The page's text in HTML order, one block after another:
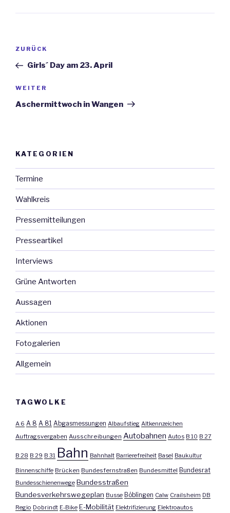
Beitrags-
Vorheriger
Beitrag
ZURÜCK
Girls´ Day am 23. April
Nächster
Beitrag
WEITER
Aschermittwoch in Wangen
KATEGORIEN
Termine
Wahlkreis
Pressemitteilungen
Presseartikel
Interviews
Grüne Antworten
Aussagen
Aktionen
Fotogalerien
Allgemein
TAGWOLKE
A 6 A 8 A 81 Abgasmessungen Albaufstieg Altkennzeichen
Auftragsvergaben Ausschreibungen Autobahnen Autos B 10 B 27
B 28 B 29 B 31 Bahn Bahnhalt Barrierefreiheit Basel Baukultur
Binnenschiffe Brücken Bundesfernstraßen Bundesmittel Bundesrat
Bundesschienenwege Bundesstraßen
Bundesverkehrswegeplan Busse Böblingen Calw Crailsheim DB
Regio Dobrindt E-Bike E-Mobilität Elektrifizierung Elektroautos